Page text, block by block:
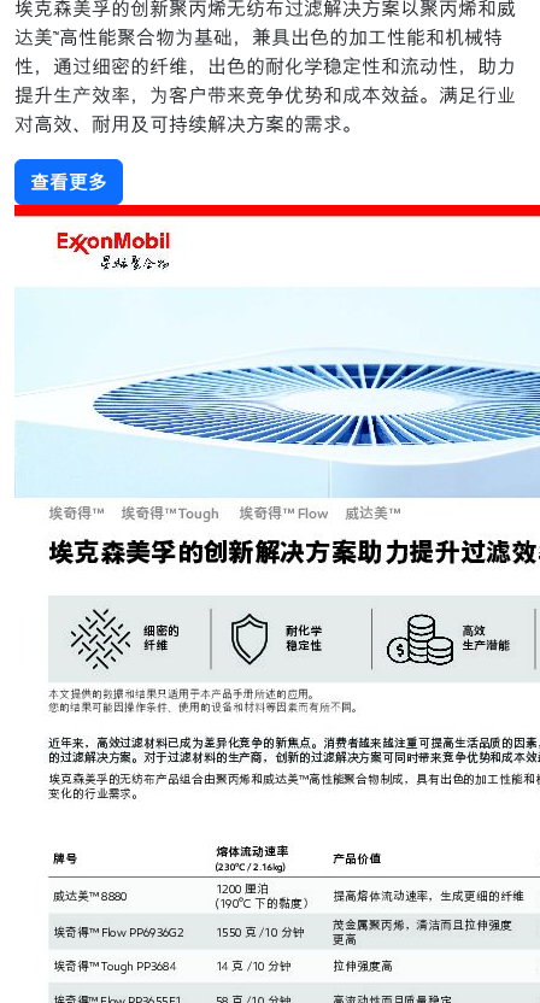
埃克森美孚的创新聚丙烯无纺布过滤解决方案以聚丙烯和威
达美™高性能聚合物为基础，兼具出色的加工性能和机械特
性，通过细密的纤维，出色的耐化学稳定性和流动性，助力
提升生产效率，为客户带来竞争优势和成本效益。满足行业
对高效、耐用及可持续解决方案的需求。
查看更多